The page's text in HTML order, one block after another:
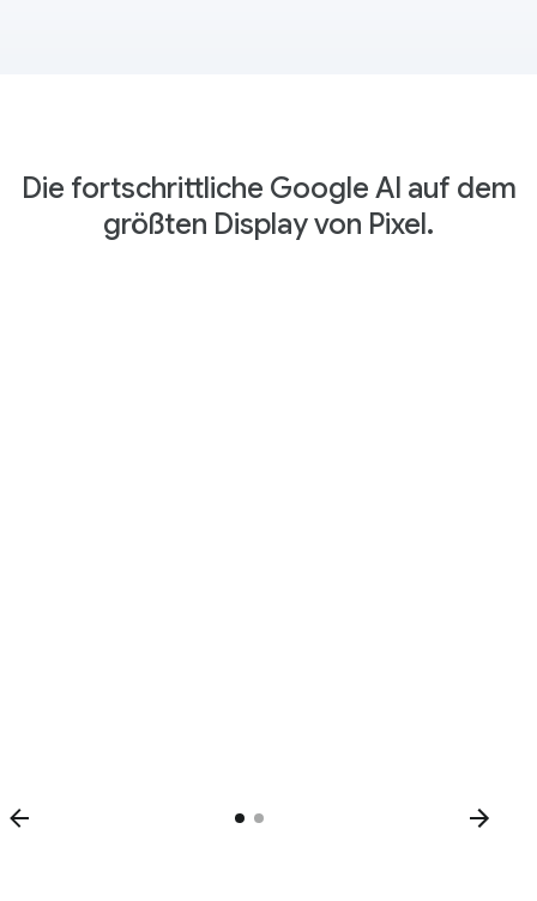
Die fortschrittliche Google AI auf dem
größten Display von Pixel.